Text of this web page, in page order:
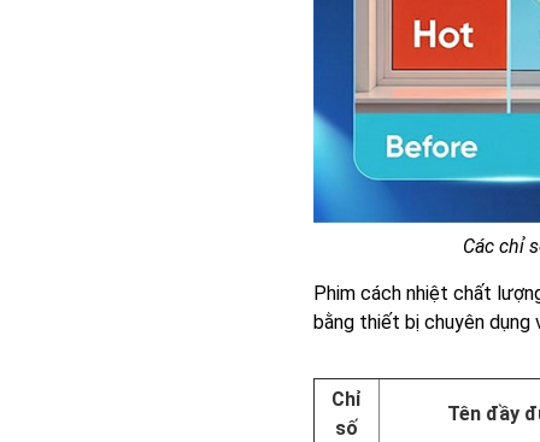
Các chỉ
Phim cách nhiệt chất
bằng thiết bị chuyên
Chỉ
số
Tên đầy